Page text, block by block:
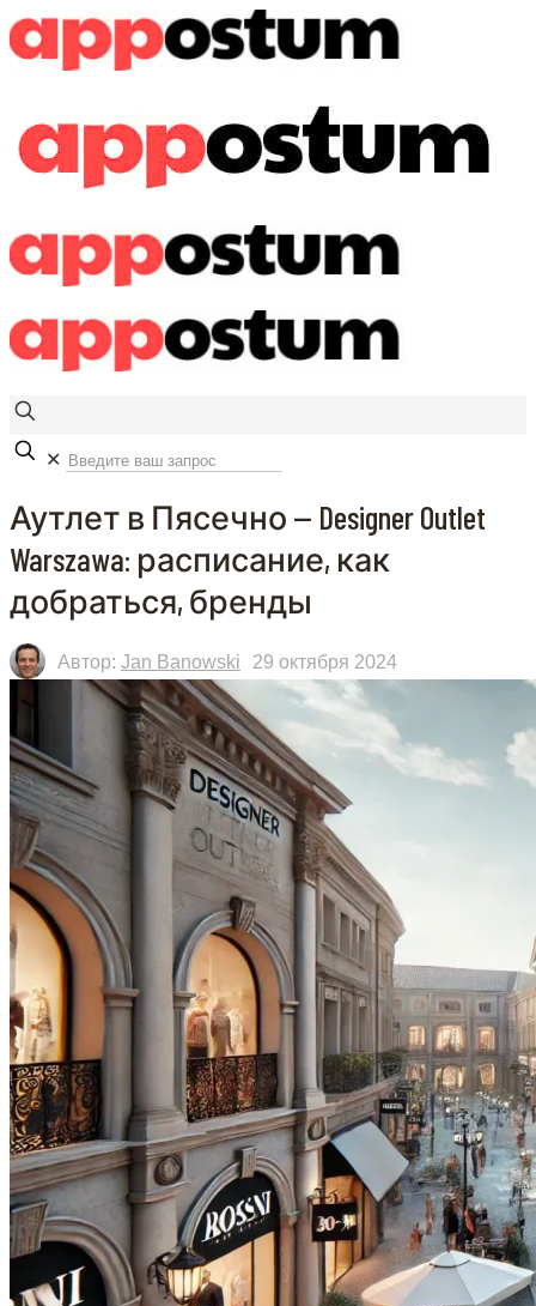
✕
Аутлет в Пясечно — Designer Outlet
Warszawa: расписание, как
добраться, бренды
Автор: Jan Banowski 29 октября 2024